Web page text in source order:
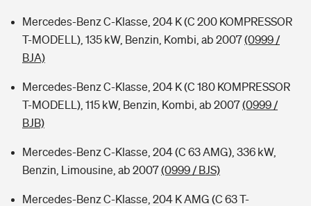
Mercedes-Benz C-Klasse, 204 K (C 200 KOMPRESSOR
T-MODELL), 135 kW, Benzin, Kombi, ab 2007(0999 /
BJA)
Mercedes-Benz C-Klasse, 204 K (C 180 KOMPRESSOR
T-MODELL), 115 kW, Benzin, Kombi, ab 2007(0999 /
BJB)
Mercedes-Benz C-Klasse, 204 (C 63 AMG), 336 kW,
Benzin, Limousine, ab 2007(0999 / BJS)
Mercedes-Benz C-Klasse, 204 K AMG (C 63 T-